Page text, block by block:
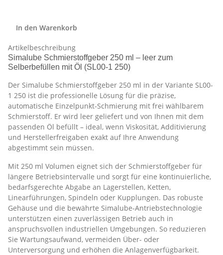
In den Warenkorb
Artikelbeschreibung
Simalube Schmierstoffgeber 250 ml – leer zum
Selberbefüllen mit Öl (SL00-1 250)
Der Simalube Schmierstoffgeber 250 ml in der Variante SL00-
1 250 ist die professionelle Lösung für die präzise,
automatische Einzelpunkt-Schmierung mit frei wählbarem
Schmierstoff. Er wird leer geliefert und von Ihnen mit dem
passenden Öl befüllt – ideal, wenn Viskosität, Additivierung
und Herstellerfreigaben exakt auf Ihre Anwendung
abgestimmt sein müssen.
Mit 250 ml Volumen eignet sich der Schmierstoffgeber für
längere Betriebsintervalle und sorgt für eine kontinuierliche,
bedarfsgerechte Abgabe an Lagerstellen, Ketten,
Linearführungen, Spindeln oder Kupplungen. Das robuste
Gehäuse und die bewährte Simalube-Antriebstechnologie
unterstützen einen zuverlässigen Betrieb auch in
anspruchsvollen industriellen Umgebungen. So reduzieren
Sie Wartungsaufwand, vermeiden Über- oder
Unterversorgung und erhöhen die Anlagenverfügbarkeit.